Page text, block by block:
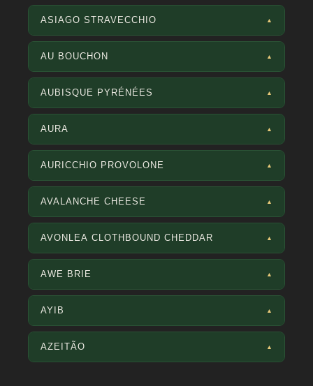
ASIAGO STRAVECCHIO ▲
AU BOUCHON ▲
AUBISQUE PYRÉNÉES ▲
AURA ▲
AURICCHIO PROVOLONE ▲
AVALANCHE CHEESE ▲
AVONLEA CLOTHBOUND CHEDDAR ▲
AWE BRIE ▲
AYIB ▲
AZEITÃO ▲